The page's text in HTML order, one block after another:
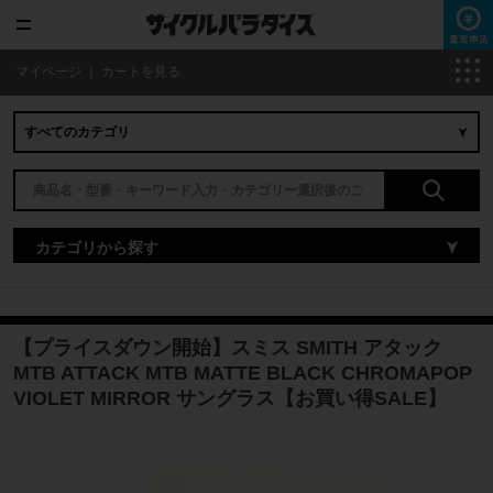
マイページ カートを見る
カテゴリから探す
【プライスダウン開始】スミス SMITH アタック
MTB ATTACK MTB MATTE BLACK CHROMAPOP
VIOLET MIRROR サングラス【お買い得SALE】